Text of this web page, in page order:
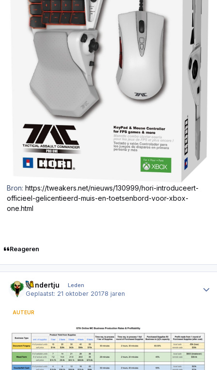
Bron: https://tweakers.net/nieuws/130999/hori-introduceert-
officieel-gelicentieerd-muis-en-toetsenbord-voor-xbox-
one.html
Reageren
Sandertju Leden
Geplaatst: 21 oktober 20178 jaren
AUTEUR